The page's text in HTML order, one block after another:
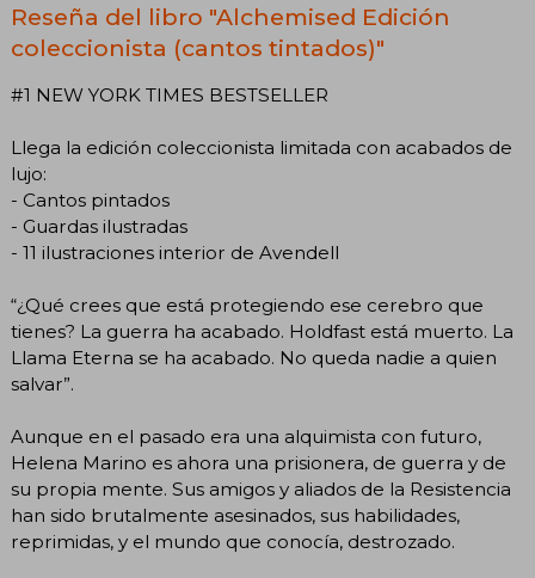
Reseña del libro "Alchemised Edición
coleccionista (cantos tintados)"
#1 NEW YORK TIMES BESTSELLER
Llega la edición coleccionista limitada con acabados de
lujo:
- Cantos pintados
- Guardas ilustradas
- 11 ilustraciones interior de Avendell
“¿Qué crees que está protegiendo ese cerebro que
tienes? La guerra ha acabado. Holdfast está muerto. La
Llama Eterna se ha acabado. No queda nadie a quien
salvar”.
Aunque en el pasado era una alquimista con futuro,
Helena Marino es ahora una prisionera, de guerra y de
su propia mente. Sus amigos y aliados de la Resistencia
han sido brutalmente asesinados, sus habilidades,
reprimidas, y el mundo que conocía, destrozado.